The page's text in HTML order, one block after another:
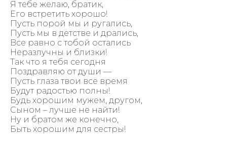
Я тебе желаю, братик,
Его встретить хорошо!
Пусть порой мы и ругались,
Пусть мы в детстве и дрались,
Все равно с тобой остались
Неразлучны и близки!
Так что я тебя сегодня
Поздравляю от души —
Пусть глаза твои все время
Будут радостью полны!
Будь хорошим мужем, другом,
Сыном – лучше не найти!
Ну и братом же конечно,
Быть хорошим для сестры!